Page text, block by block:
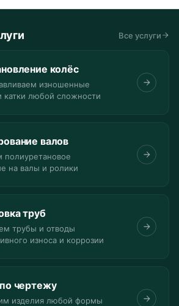
Все услуги
колёс
изношенные
катки любой сложности
валов
полиуретановое
на валы и ролики
труб
трубы и отводы
износа и коррозии
чертежу
изделия любой формы